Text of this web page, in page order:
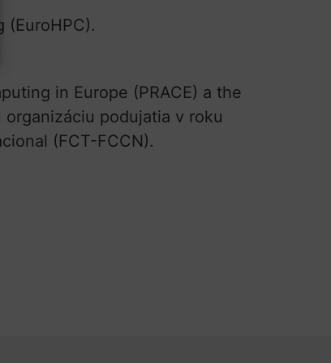
(EuroHPC).
in Europe (PRACE) a the
podujatia v roku
(FCT-FCCN).